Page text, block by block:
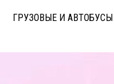
ГРУЗОВЫЕ И АВТОБУСЫ